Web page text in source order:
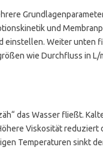
und
einstellen. Weiter unten
wie Durchfluss in L/
das Wasser fließt.
Viskosität
Temperaturen sinkt